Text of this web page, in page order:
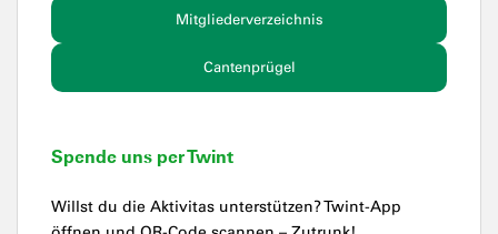
Mitgliederverzeichnis
Cantenprügel
Spende uns per Twint
Willst du die Aktivitas unterstützen? Twint-App